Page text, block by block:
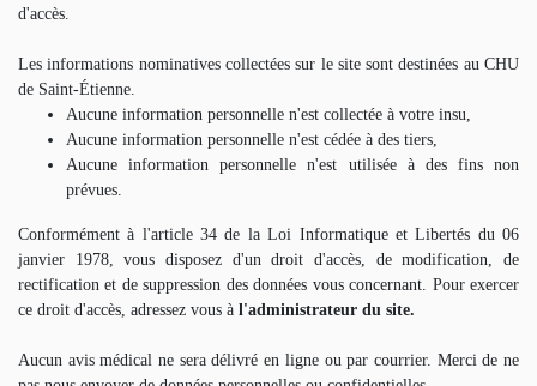
d'accès.
Les informations nominatives collectées sur le site sont destinées au CHU
de Saint-Étienne.
Aucune information personnelle n'est collectée à votre insu,
Aucune information personnelle n'est cédée à des tiers,
Aucune information personnelle n'est utilisée à des fins non
prévues.
Conformément à l'article 34 de la Loi Informatique et Libertés du 06
janvier 1978, vous disposez d'un droit d'accès, de modification, de
rectification et de suppression des données vous concernant. Pour exercer
ce droit d'accès, adressez vous à l'administrateur du site.
Aucun avis médical ne sera délivré en ligne ou par courrier. Merci de ne